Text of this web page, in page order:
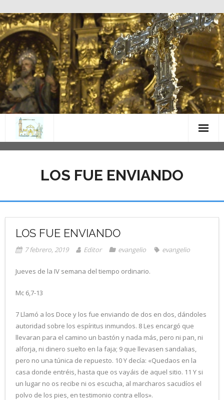
Saltar
al
contenido
LOS FUE ENVIANDO
LOS FUE ENVIANDO
7 febrero, 2019 Editor evangelio evangelio
Jueves de la IV semana del tiempo ordinario.
Mc 6,7-13
7 Llamó a los Doce y los fue enviando de dos en dos, dándoles
autoridad sobre los espíritus inmundos. 8 Les encargó que
llevaran para el camino un bastón y nada más, pero ni pan, ni
alforja, ni dinero suelto en la faja; 9 que llevasen sandalias,
pero no una túnica de repuesto. 10 Y decía: «Quedaos en la
casa donde entréis, hasta que os vayáis de aquel sitio. 11 Y si
un lugar no os recibe ni os escucha, al marcharos sacudíos el
polvo de los pies, en testimonio contra ellos».